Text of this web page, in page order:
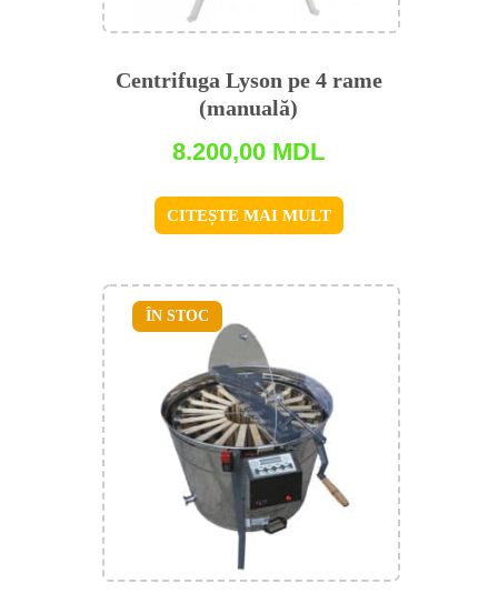
Centrifuga Lyson pe 4 rame
(manuală)
8.200,00 MDL
CITEȘTE MAI MULT
ÎN STOC